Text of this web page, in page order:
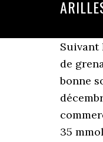
Suivant les mesures de Gil et als (2000), l'activité antioxydante est trois fois supérieure pour un jus commercial (18-20 TEAC[12]) de grenade que pour un vin rouge cabernet sauvignon californien ou l'infusion de thé vert (6-8 TEAC). La grenade est une très bonne souce de fibre alimentaire, elle contient également une bonne quantité de vitamine C. Elle est cueillie de septembre à décembre. Clin Cancer Res. C’est un type d’acide linoléique conjugué avec des effets biologiques puissants. L'analyse de six jus commerciaux purs donne des indices TEAC variant du simple au double (de 40,5 à